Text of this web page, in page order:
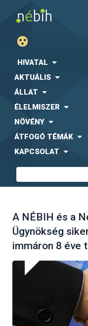
HIVATAL
AKTUÁLIS
ÁLLAT
ÉLELMISZER
NÖVÉNY
ÁTFOGÓ TÉMÁK
KAPCSOLAT
A NÉBIH és a
Ügynökség
immáron 8 éve